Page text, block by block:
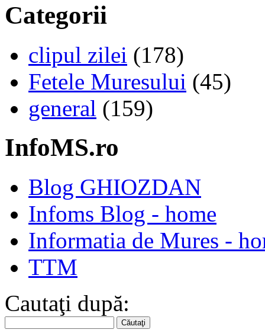
Categorii
clipul zilei (178)
Fetele Muresului (45)
general (159)
InfoMS.ro
Blog GHIOZDAN
Infoms Blog - home
Informatia de Mures -
TTM
Cautaţi după: